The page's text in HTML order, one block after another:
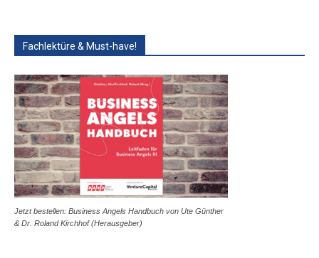
Fachlektüre & Must-have!
Jetzt bestellen: Business Angels Handbuch von Ute Günther
& Dr. Roland Kirchhof (Herausgeber)